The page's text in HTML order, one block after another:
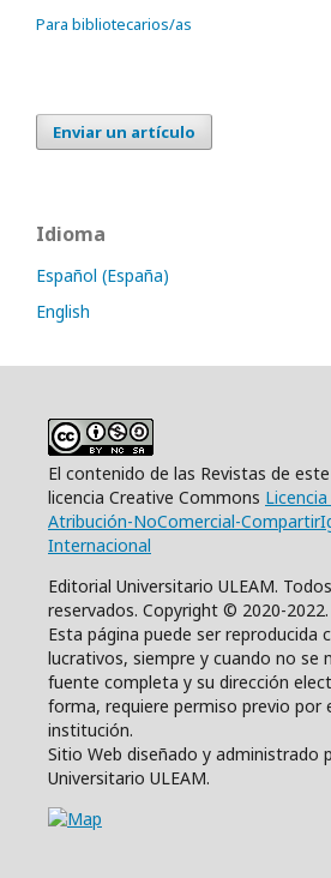
Para bibliotecarios/as
Enviar un artículo
Idioma
Español (España)
English
El contenido de las Revistas de
licencia Creative Commons
Atribución-NoComercial-
Internacional
Editorial Universitario ULEAM.
reservados. Copyright © 2020-2022.
Esta página puede ser reproducida
lucrativos, siempre y cuando no se
fuente completa y su dirección
forma, requiere permiso previo por
institución.
Sitio Web diseñado y administrado
Universitario ULEAM.